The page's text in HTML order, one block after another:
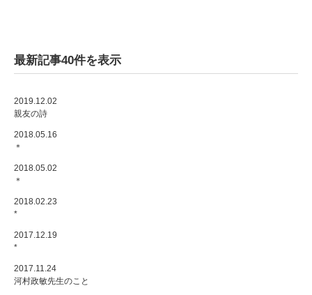
最新記事40件を表示
2019.12.02
親友の詩
2018.05.16
＊
2018.05.02
＊
2018.02.23
*
2017.12.19
*
2017.11.24
河村政敏先生のこと